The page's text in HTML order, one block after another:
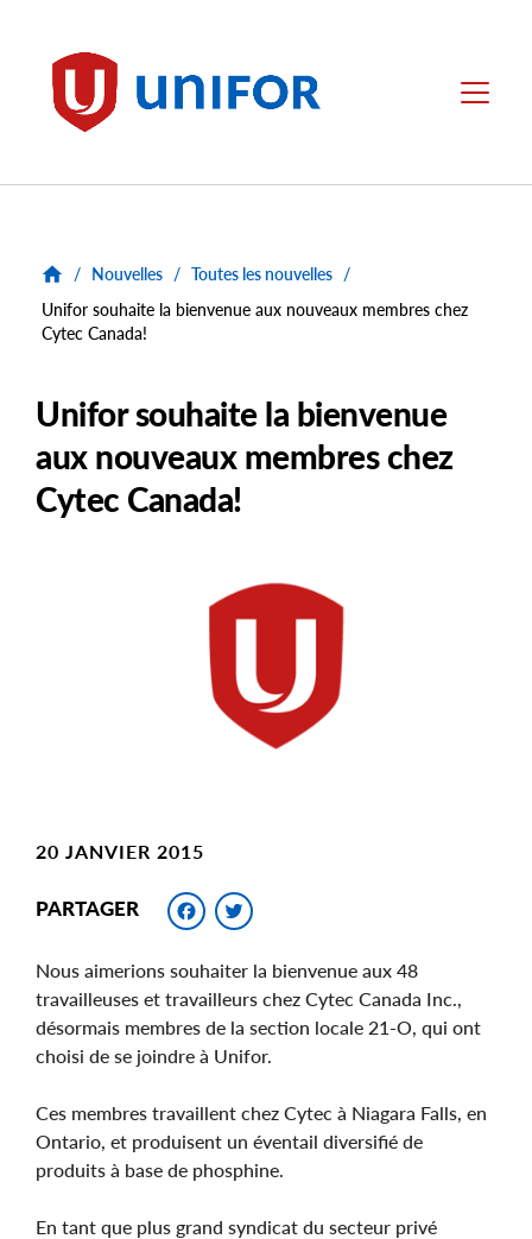
Unifor Menu
/ Nouvelles / Toutes les nouvelles /
Unifor souhaite la bienvenue aux nouveaux membres chez
Cytec Canada!
Unifor souhaite la bienvenue
aux nouveaux membres chez
Cytec Canada!
20 JANVIER 2015
PARTAGER Facebook
Nous aimerions souhaiter la bienvenue aux 48
travailleuses et travailleurs chez Cytec Canada Inc.,
désormais membres de la section locale 21-O, qui ont
choisi de se joindre à Unifor.
Ces membres travaillent chez Cytec à Niagara Falls, en
Ontario, et produisent un éventail diversifié de
produits à base de phosphine.
En tant que plus grand syndicat du secteur privé